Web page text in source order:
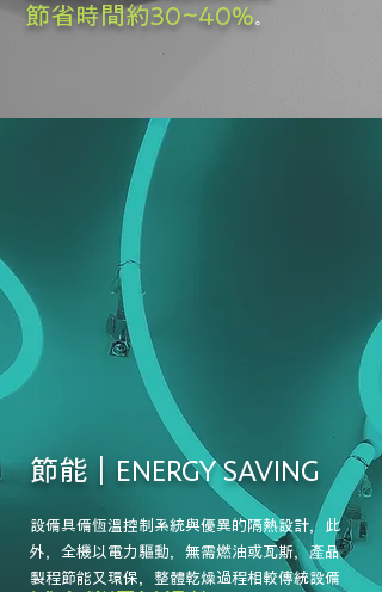
節省時間約30~40%。
​節能｜E NERGY SAVING
設備具備恆溫控制系統與優異的隔熱設計，此
外，全機以電力驅動，無需燃油或瓦斯，產品
製程節能又環保，整體乾燥過程相較傳統設備